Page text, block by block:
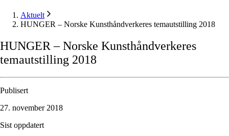
Aktuelt
HUNGER – Norske Kunsthåndverkeres temautstilling 2018
HUNGER–Norske Kunsthåndverkeres
temautstilling 2018
Publisert
27. november 2018
Sist oppdatert